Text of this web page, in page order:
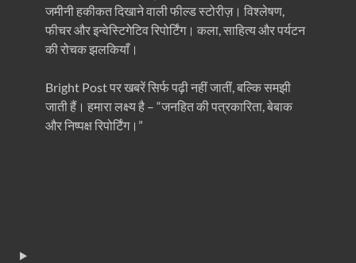
जमीनी हकीकत दिखाने वाली फील्ड स्टोरीज़। विश्लेषण,
फीचर और इन्वेस्टिगेटिव रिपोर्टिंग। कला, साहित्य और पर्यटन
की रोचक झलकियाँ।
Bright Post पर खबरें सिर्फ पढ़ी नहीं जातीं, बल्कि समझी
जाती हैं। हमारा लक्ष्य है – “जनहित की पत्रकारिता, बेबाक
और निष्पक्ष रिपोर्टिंग।”